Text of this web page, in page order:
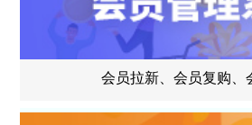
会员拉新、会员复购、